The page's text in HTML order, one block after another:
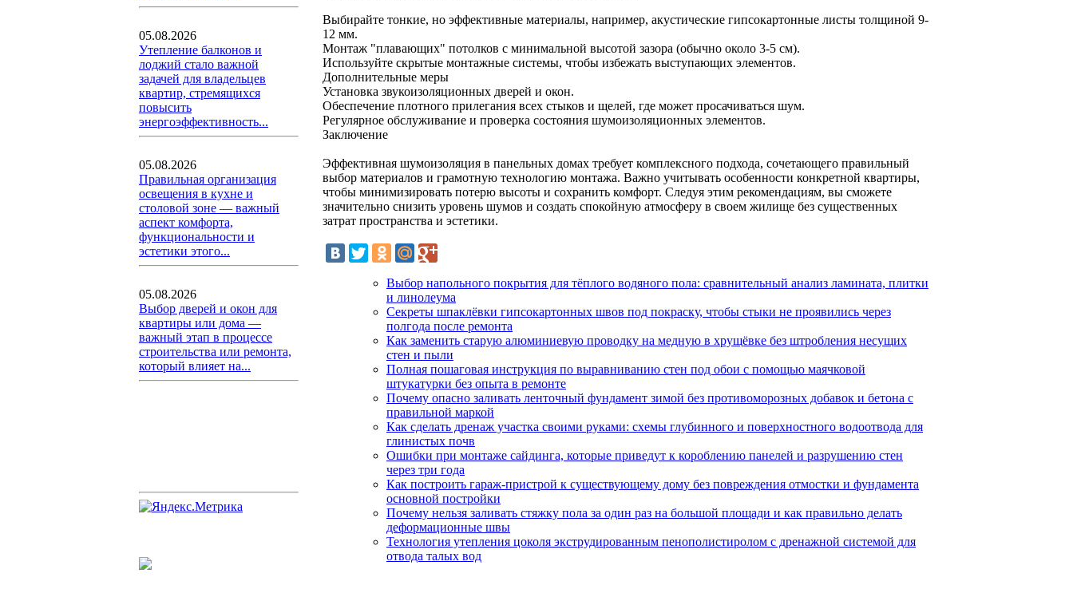
05.08.2026
Утепление балконов и
лоджий стало важной
задачей для владельцев
квартир, стремящихся
повысить
энергоэффективность...
05.08.2026
Правильная организация
освещения в кухне и
столовой зоне — важный
аспект комфорта,
функциональности и
эстетики этого...
05.08.2026
Выбор дверей и окон для
квартиры или дома —
важный этап в процессе
строительства или ремонта,
который влияет на...
Выбирайте тонкие, но эффективные материалы, например, акустические гипсокартонные листы толщиной 9-
12 мм.
Монтаж "плавающих" потолков с минимальной высотой зазора (обычно около 3-5 см).
Используйте скрытые монтажные системы, чтобы избежать выступающих элементов.
Дополнительные меры
Установка звукоизоляционных дверей и окон.
Обеспечение плотного прилегания всех стыков и щелей, где может просачиваться шум.
Регулярное обслуживание и проверка состояния шумоизоляционных элементов.
Заключение
Эффективная шумоизоляция в панельных домах требует комплексного подхода, сочетающего правильный
выбор материалов и грамотную технологию монтажа. Важно учитывать особенности конкретной квартиры,
чтобы минимизировать потерю высоты и сохранить комфорт. Следуя этим рекомендациям, вы сможете
значительно снизить уровень шумов и создать спокойную атмосферу в своем жилище без существенных
затрат пространства и эстетики.
Выбор напольного покрытия для тёплого водяного пола: сравнительный анализ ламината, плитки
и линолеума
Секреты шпаклёвки гипсокартонных швов под покраску, чтобы стыки не проявились через
полгода после ремонта
Как заменить старую алюминиевую проводку на медную в хрущёвке без штробления несущих
стен и пыли
Полная пошаговая инструкция по выравниванию стен под обои с помощью маячковой
штукатурки без опыта в ремонте
Почему опасно заливать ленточный фундамент зимой без противоморозных добавок и бетона с
правильной маркой
Как сделать дренаж участка своими руками: схемы глубинного и поверхностного водоотвода для
глинистых почв
Ошибки при монтаже сайдинга, которые приведут к короблению панелей и разрушению стен
через три года
Как построить гараж-пристрой к существующему дому без повреждения отмостки и фундамента
основной постройки
Почему нельзя заливать стяжку пола за один раз на большой площади и как правильно делать
деформационные швы
Технология утепления цоколя экструдированным пенополистиролом с дренажной системой для
отвода талых вод